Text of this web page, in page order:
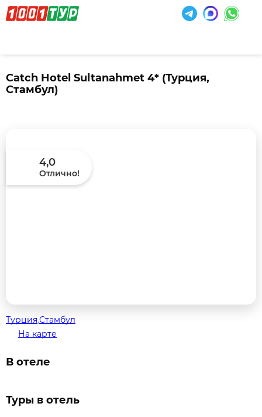
Catch Hotel Sultanahmet 4* (Турция,
Стамбул)
4,0
Отлично!
Турция,Стамбул
На карте
В отеле
Туры в отель